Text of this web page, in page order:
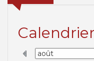
Calendrier